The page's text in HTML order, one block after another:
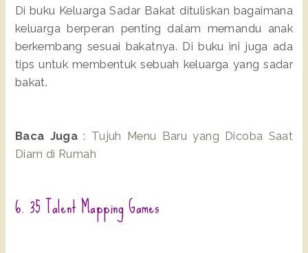
Di buku Keluarga Sadar Bakat dituliskan bagaimana
keluarga berperan penting dalam memandu anak
berkembang sesuai bakatnya. Di buku ini juga ada
tips untuk membentuk sebuah keluarga yang sadar
bakat.
Baca Juga : Tujuh Menu Baru yang Dicoba Saat
Diam di Rumah
6. 35 Talent Mapping Games